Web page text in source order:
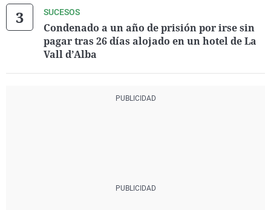
SUCESOS
Condenado a un año de prisión por irse sin
pagar tras 26 días alojado en un hotel de La
Vall d’Alba